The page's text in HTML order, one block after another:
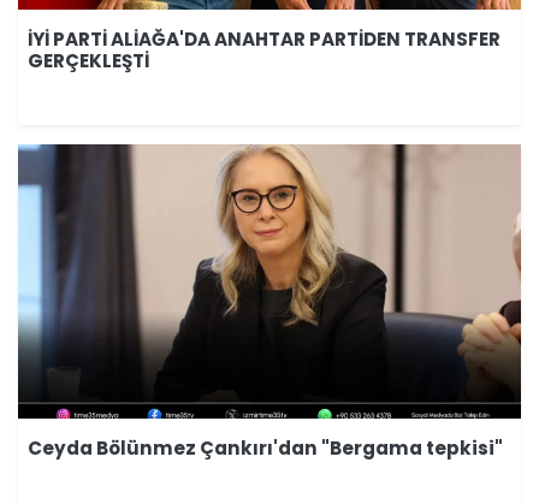
İYİ PARTİ ALİAĞA'DA ANAHTAR PARTİDEN TRANSFER
GERÇEKLEŞTİ
Ceyda Bölünmez Çankırı'dan "Bergama tepkisi"